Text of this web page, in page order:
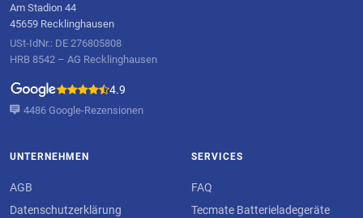
Am Stadion 44
45659 Recklinghausen
USt-IdNr.: DE 276805808
HRB 8542 – AG Recklinghausen
4.9
4486 Google-Rezensionen
UNTERNEHMEN
AGB
Datenschutzerklärung
SERVICES
FAQ
Tecmate Batterieladegeräte